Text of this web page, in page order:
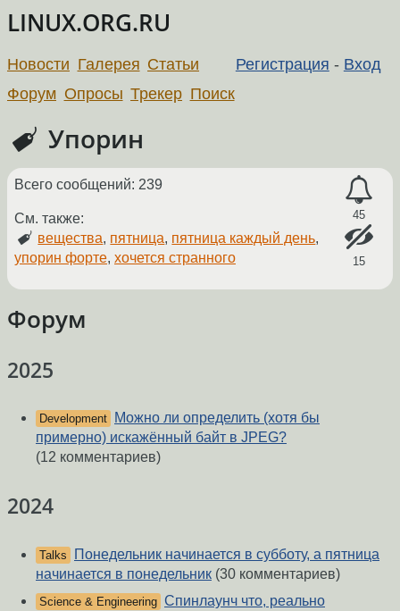
LINUX.ORG.RU
Регистрация - Вход
Новости Галерея Статьи
Форум Опросы Трекер Поиск
Упорин
45
15
Всего сообщений: 239
См. также:
вещества, пятница, пятница каждый день,
упорин форте, хочется странного
Форум
2025
Development
Можно ли определить (хотя бы
примерно) искажённый байт в JPEG?
(12 комментариев)
2024
Talks
Понедельник начинается в субботу, а пятница
начинается в понедельник (30 комментариев)
Science & Engineering Спинлаунч что, реально